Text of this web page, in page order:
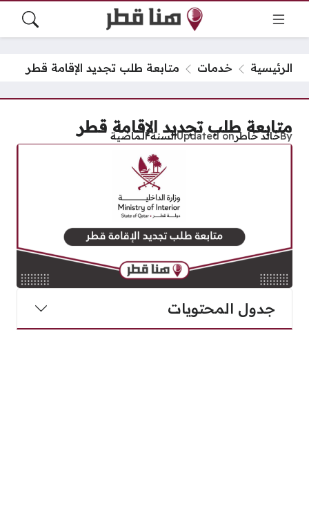
الرئيسية خدمات متابعة طلب تجديد الإقامة قطر
متابعة طلب تجديد الإقامة قطر
Byخالد خاطرUpdated onالسنة الماضية
جدول المحتويات